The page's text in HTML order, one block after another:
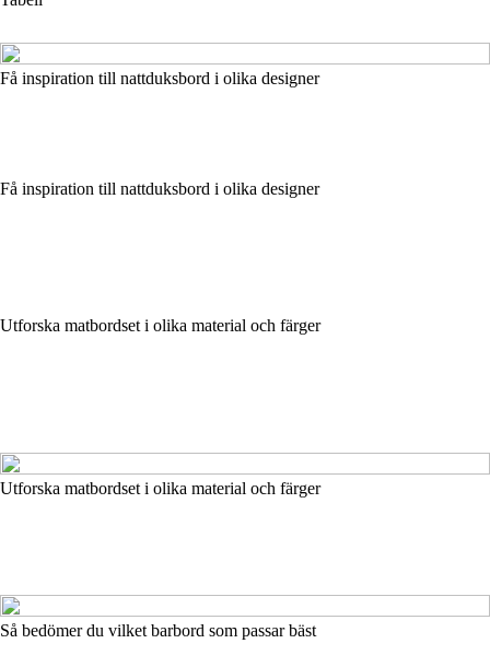
Få inspiration till nattduksbord i olika designer
Få inspiration till nattduksbord i olika designer
Utforska matbordset i olika material och färger
Utforska matbordset i olika material och färger
Så bedömer du vilket barbord som passar bäst